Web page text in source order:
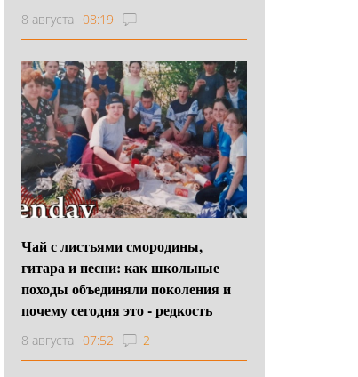
8 августа 08:19
Чай с листьями смородины,
гитара и песни: как школьные
походы объединяли поколения и
почему сегодня это - редкость
8 августа 07:52 2